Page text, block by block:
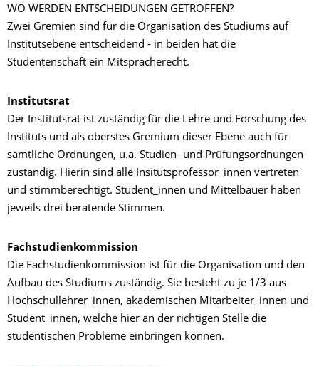
WO WERDEN ENTSCHEIDUNGEN GETROFFEN?
Zwei Gremien sind für die Organisation des Studiums auf
Institutsebene entscheidend - in beiden hat die
Studentenschaft ein Mitspracherecht.
Institutsrat
Der Institutsrat ist zuständig für die Lehre und Forschung des
Instituts und als oberstes Gremium dieser Ebene auch für
sämtliche Ordnungen, u.a. Studien- und Prüfungsordnungen
zuständig. Hierin sind alle Insitutsprofessor_innen vertreten
und stimmberechtigt. Student_innen und Mittelbauer haben
jeweils drei beratende Stimmen.
Fachstudienkommission
Die Fachstudienkommission ist für die Organisation und den
Aufbau des Studiums zuständig. Sie besteht zu je 1/3 aus
Hochschullehrer_innen, akademischen Mitarbeiter_innen und
Student_innen, welche hier an der richtigen Stelle die
studentischen Probleme einbringen können.